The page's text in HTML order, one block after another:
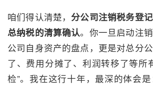
咱们得认清楚， 分公司注销税务登
总纳税的清算确认。你一旦启动注
公司自身资产的盘点，更是对总分
了、费用分摊了、利润转移了等所
检”。我在这行十年，最深的体会